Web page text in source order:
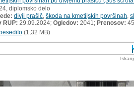
diplomsko delo
divji prašič škoda na kmetijskih površinah
RUP: 29.09.2024; Ogledov: 2041; Prenosov: 45
(1,32 MB)